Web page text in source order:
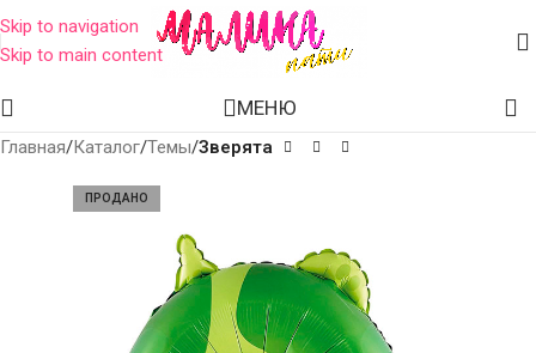
Skip to navigation
Skip to main content
МЕНЮ
Главная Каталог Темы Зверята
ПРОДАНО